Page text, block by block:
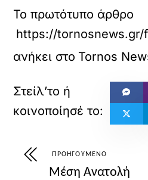
Το πρωτότυπο άρθρο
https://
ανήκει στο Tornos
ΠΡΟΗΓΟΎΜΕΝΟ
Μέση Ανατολή